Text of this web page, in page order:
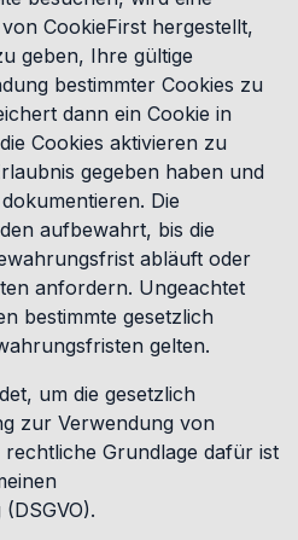
CookieFirst hergestellt,
geben, Ihre gültige
bestimmter Cookies zu
dann ein Cookie in
Cookies aktivieren zu
gegeben haben und
Die
aufbewahrt, bis die
abläuft oder
anfordern. Ungeachtet
bestimmte gesetzlich
gelten.
um die gesetzlich
zur Verwendung von
Grundlage dafür ist